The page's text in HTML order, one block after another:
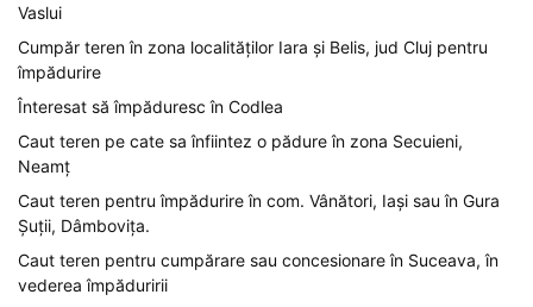
Vaslui
Cumpăr teren în zona localităților Iara și Belis, jud Cluj pentru
împădurire
Înteresat să împăduresc în Codlea
Caut teren pe cate sa înfiintez o pădure în zona Secuieni,
Neamț
Caut teren pentru împădurire în com. Vânători, Iași sau în Gura
Șuții, Dâmbovița.
Caut teren pentru cumpărare sau concesionare în Suceava, în
vederea împăduririi